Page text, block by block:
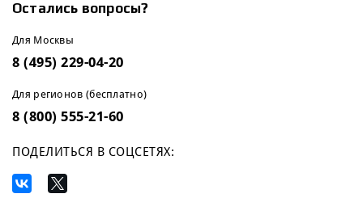
Остались вопросы?
Для Москвы
8 (495) 229-04-20
Для регионов (бесплатно)
8 (800) 555-21-60
ПОДЕЛИТЬСЯ В СОЦСЕТЯХ: